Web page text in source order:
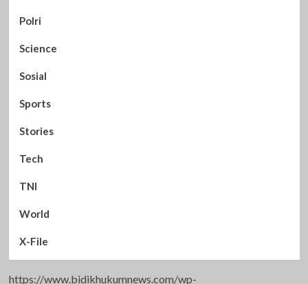
Polri
Science
Sosial
Sports
Stories
Tech
TNI
World
X-File
https://www.bidikhukumnews.com/wp-